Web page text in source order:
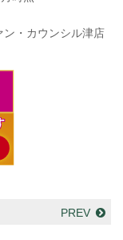
・カウンシル津店
PREV